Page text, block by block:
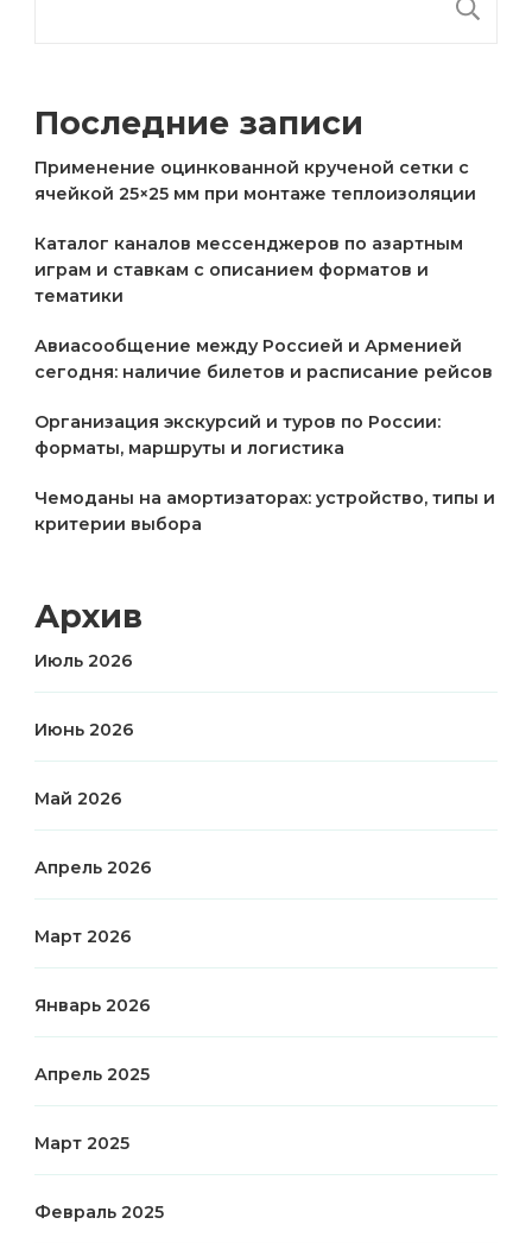
Последние записи
Применение оцинкованной крученой сетки с
ячейкой 25×25 мм при монтаже теплоизоляции
Каталог каналов мессенджеров по азартным
играм и ставкам с описанием форматов и
тематики
Авиасообщение между Россией и Арменией
сегодня: наличие билетов и расписание рейсов
Организация экскурсий и туров по России:
форматы, маршруты и логистика
Чемоданы на амортизаторах: устройство, типы и
критерии выбора
Архив
Июль 2026
Июнь 2026
Май 2026
Апрель 2026
Март 2026
Январь 2026
Апрель 2025
Март 2025
Февраль 2025